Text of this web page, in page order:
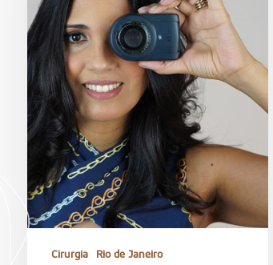
Cirurgia Rio de Janeiro